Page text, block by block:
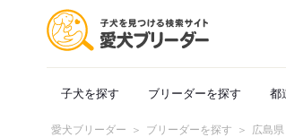
子犬を探す ブリーダーを探す 都
愛犬ブリーダー ブリーダーを探す 広島県